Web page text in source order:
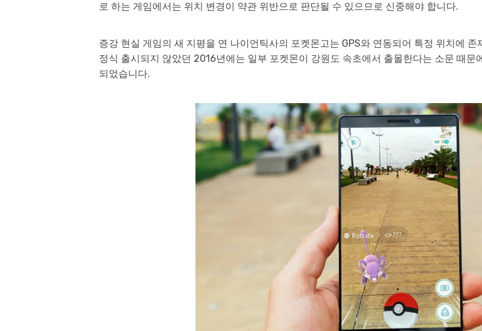
로 하는 게임에서는 위치 변경이 약관 위반으로 판단될 수 있으므로 신중해야 합니다.
증강 현실 게임의 새 지평을 연 나이언틱사의 포켓몬고는 GPS와 연동되어 특정 위치에
정식 출시되지 않았던 2016년에는 일부 포켓몬이 강원도 속초에서 출몰한다는 소문 때
되었습니다.